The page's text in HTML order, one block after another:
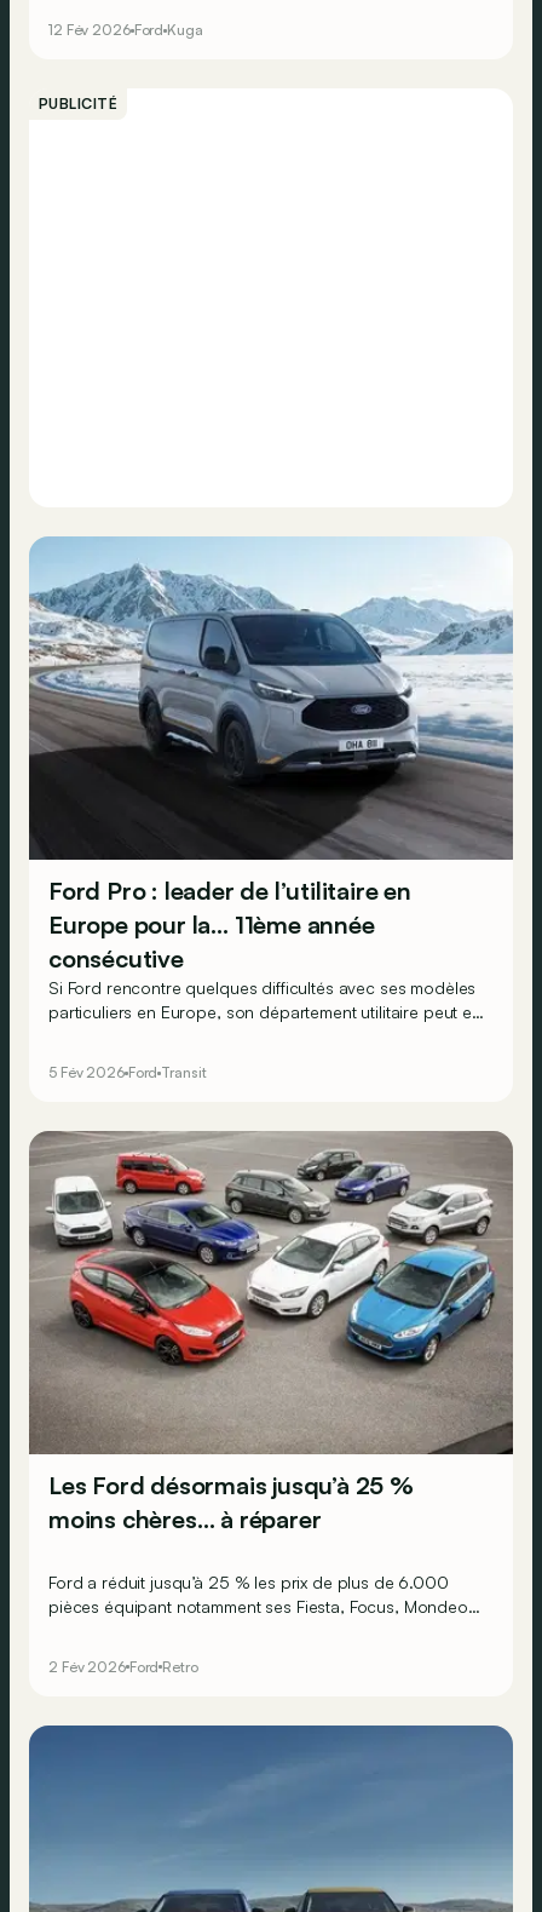
12 Fév 2026 Ford Kuga
PUBLICITÉ
Ford Pro : leader de l’utilitaire en
Europe pour la… 11ème année
consécutive
Si Ford rencontre quelques difficultés avec ses modèles
particuliers en Europe, son département utilitaire peut en
5 Fév 2026 Ford Transit
Les Ford désormais jusqu’à 25 %
moins chères… à réparer
Ford a réduit jusqu’à 25 % les prix de plus de 6.000
pièces équipant notamment ses Fiesta, Focus, Mondeo,
2 Fév 2026 Ford Retro